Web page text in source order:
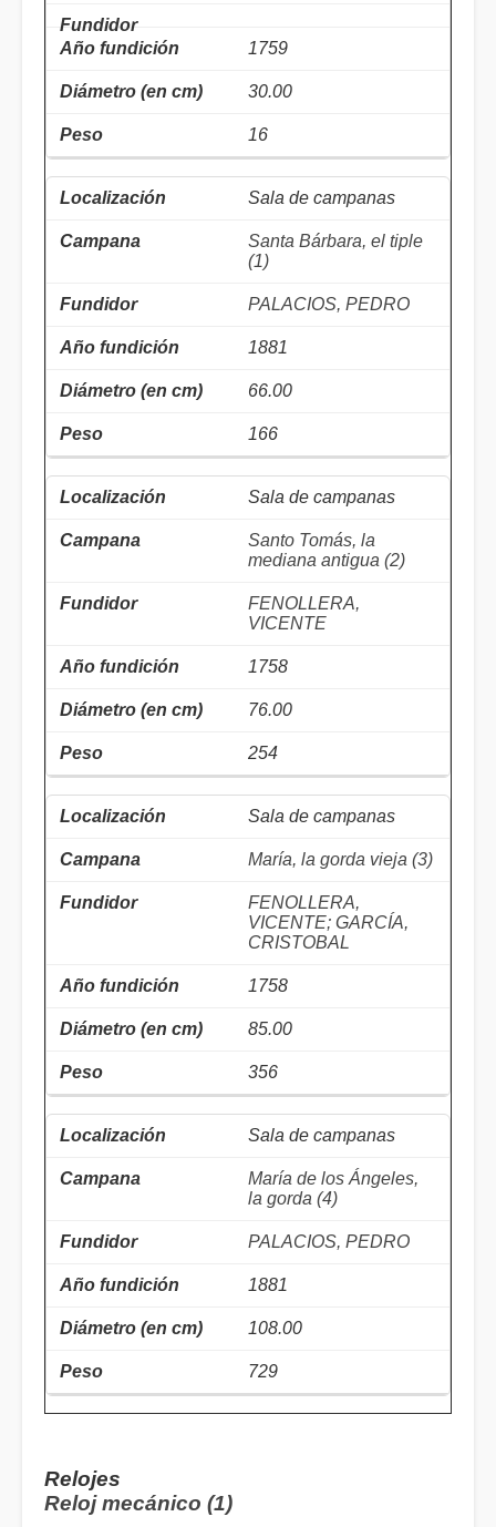
1759
30.00
16
Sala de campanas
Santa Bárbara, el tiple
(1)
PALACIOS, PEDRO
1881
66.00
166
Sala de campanas
Santo Tomás, la
mediana antigua (2)
FENOLLERA,
VICENTE
1758
76.00
254
Sala de campanas
María, la gorda vieja (3)
FENOLLERA,
VICENTE; GARCÍA,
CRISTOBAL
1758
85.00
356
Sala de campanas
María de los Ángeles,
la gorda (4)
PALACIOS, PEDRO
1881
108.00
729
Relojes
Reloj mecánico (1)